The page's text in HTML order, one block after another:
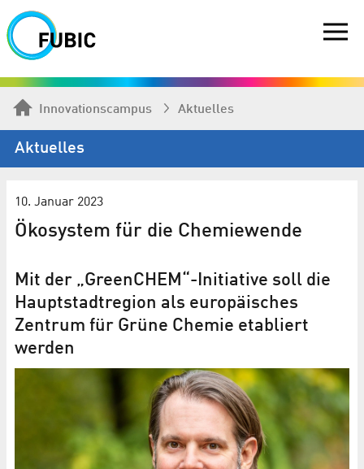
Innovationscampus Aktuelles
Aktuelles
10. Januar 2023
Ökosystem für die Chemiewende
Mit der „GreenCHEM“-Initiative soll die
Hauptstadtregion als europäisches
Zentrum für Grüne Chemie etabliert
werden